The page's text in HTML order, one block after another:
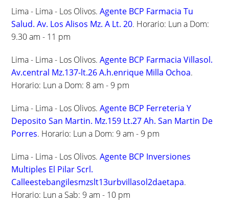
Lima - Lima - Los Olivos.Agente BCP Farmacia Tu
Salud. Av. Los Alisos Mz. A Lt. 20. Horario: Lun a Dom:
9.30 am - 11 pm
Lima - Lima - Los Olivos.Agente BCP Farmacia Villasol.
Av.central Mz.137-lt.26 A.h.enrique Milla Ochoa.
Horario: Lun a Dom: 8 am - 9 pm
Lima - Lima - Los Olivos.Agente BCP Ferreteria Y
Deposito San Martin. Mz.159 Lt.27 Ah. San Martin De
Porres. Horario: Lun a Dom: 9 am - 9 pm
Lima - Lima - Los Olivos.Agente BCP Inversiones
Multiples El Pilar Scrl.
Calleestebangilesmzslt13urbvillasol2daetapa.
Horario: Lun a Sab: 9 am - 10 pm